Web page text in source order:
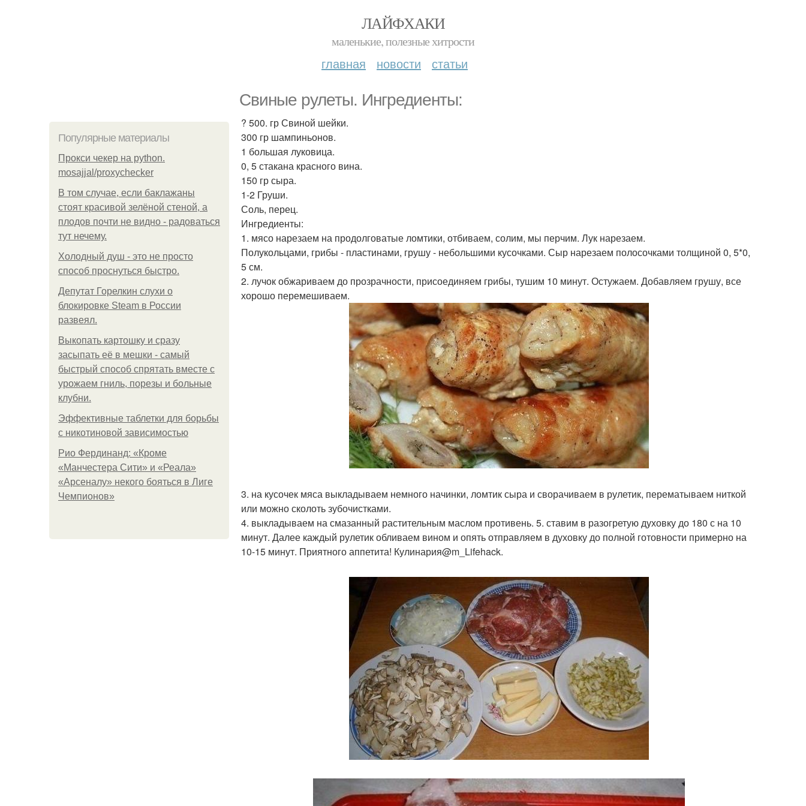
ЛАЙФХАКИ
маленькие, полезные хитрости
главная новости статьи
Свиные рулеты. Ингредиенты:
Популярные материалы
Прокси чекер на python.
mosajjal/proxychecker
В том случае, если баклажаны
стоят красивой зелёной стеной, а
плодов почти не видно - радоваться
тут нечему.
Холодный душ - это не просто
способ проснуться быстро.
Депутат Горелкин слухи о
блокировке Steam в России
развеял.
Выкопать картошку и сразу
засыпать её в мешки - самый
быстрый способ спрятать вместе с
урожаем гниль, порезы и больные
клубни.
Эффективные таблетки для борьбы
с никотиновой зависимостью
Рио Фердинанд: «Кроме
«Манчестера Сити» и «Реала»
«Арсеналу» некого бояться в Лиге
Чемпионов»
? 500. гр Свиной шейки.
300 гр шампиньонов.
1 большая луковица.
0, 5 стакана красного вина.
150 гр сыра.
1-2 Груши.
Соль, перец.
Ингредиенты:
1. мясо нарезаем на продолговатые ломтики, отбиваем, солим, мы перчим. Лук нарезаем.
Полукольцами, грибы - пластинами, грушу - небольшими кусочками. Сыр нарезаем полосочками толщиной 0, 5*0,
5 см.
2. лучок обжариваем до прозрачности, присоединяем грибы, тушим 10 минут. Остужаем. Добавляем грушу, все
хорошо перемешиваем.
3. на кусочек мяса выкладываем немного начинки, ломтик сыра и сворачиваем в рулетик, перематываем ниткой
или можно сколоть зубочистками.
4. выкладываем на смазанный растительным маслом противень. 5. ставим в разогретую духовку до 180 с на 10
минут. Далее каждый рулетик обливаем вином и опять отправляем в духовку до полной готовности примерно на
10-15 минут. Приятного аппетита! Кулинария@m_Lifehack.